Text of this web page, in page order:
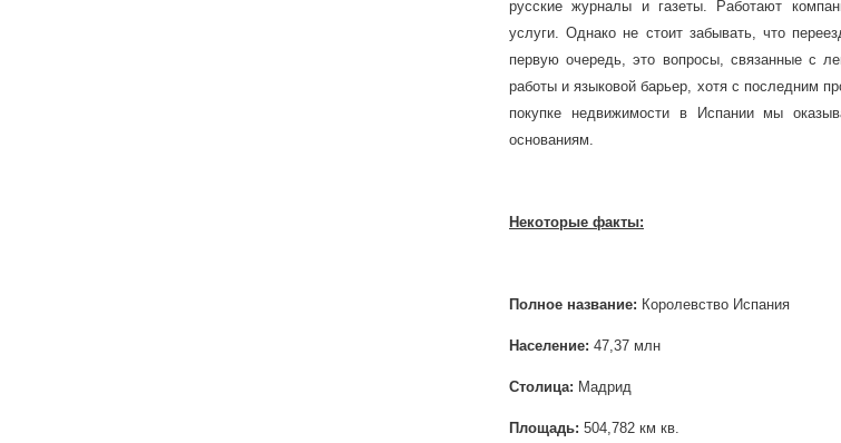
русские журналы и газеты. Работают
услуги. Однако не стоит забывать, что
первую очередь, это вопросы, связанные с
работы и языковой барьер, хотя с последним
покупке недвижимости в Испании мы
основаниям.
Некоторые факты:
Полное название: Королевство Испания
Население: 47,37 млн
Столица: Мадрид
Площадь: 504,782 км кв.